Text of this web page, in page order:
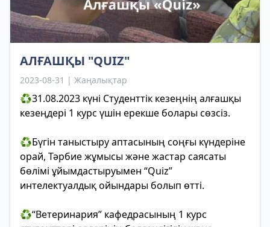
АЛҒАШҚЫ "QUIZ"
2023-08-31 | Жаңалықтар
♻️31.08.2023 күні Студенттік кезеңнің алғашқы
кезеңдері 1 курс үшін ерекше болары сөзсіз.
♻️Бүгін таныстыру аптасының соңғы күндеріне
орай, Тәрбие жұмысы және жастар саясаты
бөлімі ұйымдастыруымен “Quiz”
интелектуалдық ойындары болып өтті.
♻️“Ветеринария” кафедрасының 1 курс